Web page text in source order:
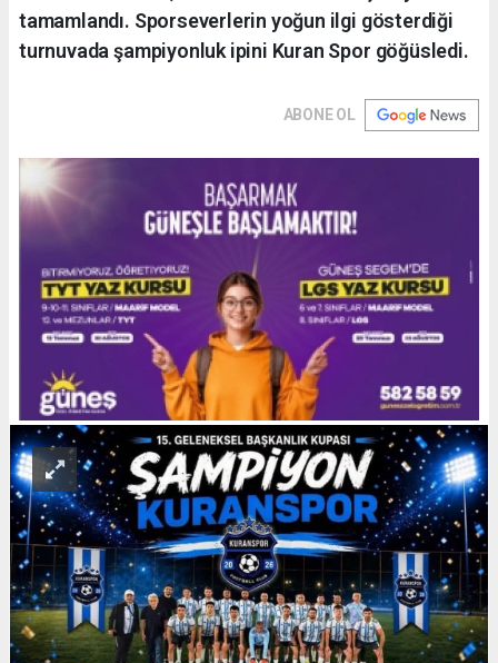
tamamlandı. Sporseverlerin yoğun ilgi gösterdiği
turnuvada şampiyonluk ipini Kuran Spor göğüsledi.
ABONE OL